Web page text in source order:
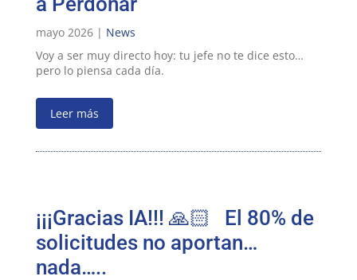
mayo 2026 | News
Voy a ser muy directo hoy: tu jefe no te dice esto…
pero lo piensa cada día.
Leer más
¡¡¡Gracias IA!!! 🙏🏻 El 80% de
solicitudes no aportan…
nada…..